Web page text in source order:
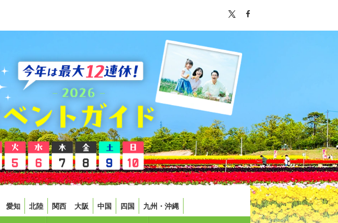
愛知 北陸 関西 大阪 中国 四国 九州・沖縄